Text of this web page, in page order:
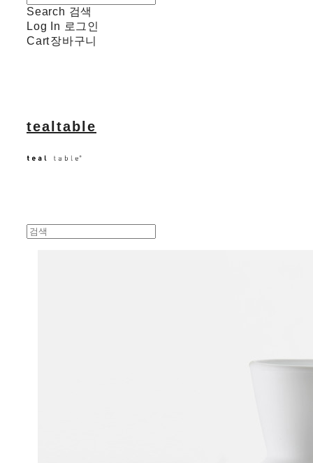
Search 검색
Log In 로그인
Cart장바구니
tealtable